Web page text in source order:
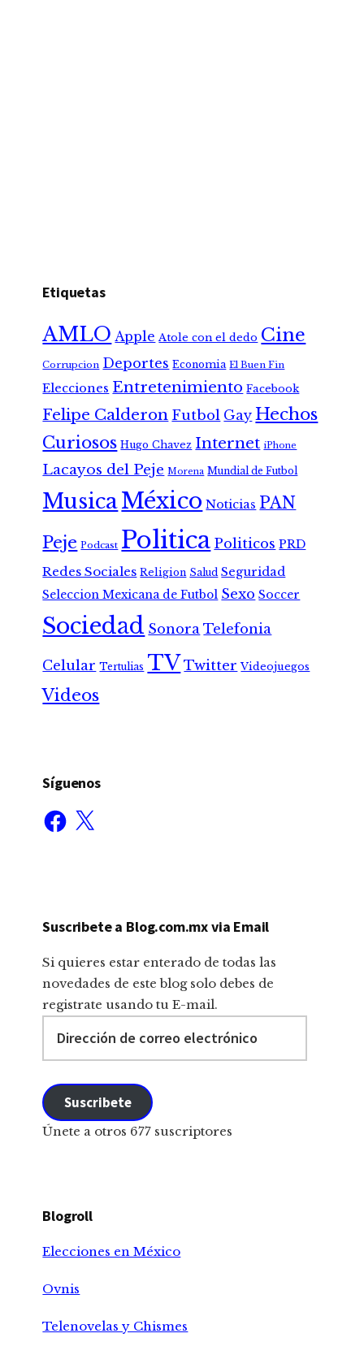
Etiquetas
AMLO Apple Atole con el dedo Cine
Corrupcion Deportes Economia El Buen Fin
Elecciones Entretenimiento Facebook
Felipe Calderon Futbol Gay Hechos
Curiosos Hugo Chavez Internet iPhone
Lacayos del Peje Morena Mundial de Futbol
MusicaMéxico Noticias PAN
Peje Podcast Politica Politicos PRD
Redes Sociales Religion Salud Seguridad
Seleccion Mexicana de Futbol Sexo Soccer
Sociedad Sonora Telefonia
Celular Tertulias TV Twitter Videojuegos
Videos
Síguenos
Facebook
X
Suscribete a Blog.com.mx via Email
Si quieres estar enterado de todas las
novedades de este blog solo debes de
registrate usando tu E-mail.
electrónico
Suscribete
Únete a otros 677 suscriptores
Blogroll
Elecciones en México
Ovnis
Telenovelas y Chismes